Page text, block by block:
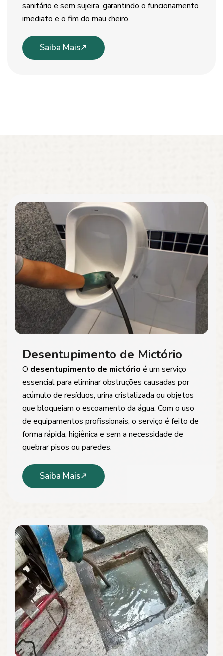
sanitário e sem sujeira, garantindo o funcionamento
imediato e o fim do mau cheiro.
Saiba Mais
Desentupimento de Mictório
O desentupimento de mictório é um serviço
essencial para eliminar obstruções causadas por
acúmulo de resíduos, urina cristalizada ou objetos
que bloqueiam o escoamento da água. Com o uso
de equipamentos profissionais, o serviço é feito de
forma rápida, higiênica e sem a necessidade de
quebrar pisos ou paredes.
Saiba Mais